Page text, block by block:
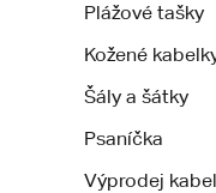
Plážové tašky
Kožené
Šály a šátky
Psaníčka
Výprodej